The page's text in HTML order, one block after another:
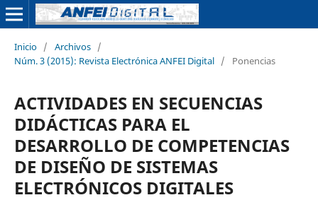
Inicio / Archivos /
Núm. 3 (2015): Revista Electrónica ANFEI Digital / Ponencias
ACTIVIDADES EN SECUENCIAS
DIDÁCTICAS PARA EL
DESARROLLO DE COMPETENCIAS
DE DISEÑO DE SISTEMAS
ELECTRÓNICOS DIGITALES